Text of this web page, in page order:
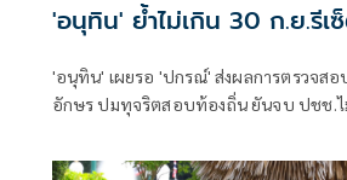
'อนุทิน' ย้ำไม่เกิน 30 ก.ย.รีเ
'อนุทิน' เผยรอ 'ปกรณ์' ส่งผลการตรวจส
อักษร ปมทุจริตสอบท้องถิ่น ยันจบ ปชช.ไ
เต้นได้ ชี้รีเซ็ต มท.จบใน ก.ย.นี้